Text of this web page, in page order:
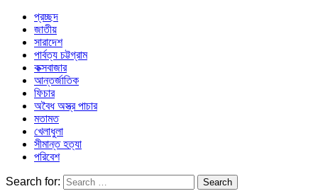
Southeast Asia Journal
প্রচ্ছদ
জাতীয়
সারাদেশ
পার্বত্য চট্টগ্রাম
কক্সবাজার
আন্তর্জাতিক
ফিচার
অবৈধ অস্ত্র পাচার
মতামত
খেলাধুলা
সীমান্ত হত্যা
পরিবেশ
Search for: